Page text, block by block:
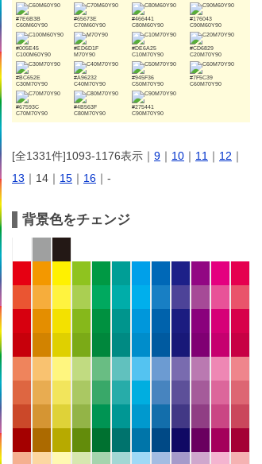
#7E6B3B
C60M60Y90
#65673E
C70M60Y90
#466441
C80M60Y90
#176043
C90M60Y90
#005E45
C100M60Y90
#ED6D1F
M70Y90
#DE6A25
C10M70Y90
#CD6829
C20M70Y90
#BC652E
C30M70Y90
#A96232
C40M70Y90
#945F36
C50M70Y90
#7F5C39
C60M70Y90
#67593C
C70M70Y90
#4B563F
C80M70Y90
#275441
C90M70Y90
[全1331件]1093-1176表示｜ 9 ｜ 10 ｜ 11 ｜ 12 ｜
13 ｜14｜ 15 ｜ 16 ｜-
背景色をチェンジ